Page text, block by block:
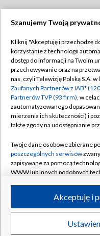
Abonament TVP
Emisja w TVP
Centrum informacji
Naziemna Telewizja
Rada Programowa
System NOS
Informacje o nadawcy
Program dla prasy
©2026
Szanujemy Twoją
Kliknij "Akceptuję i przechodzę
korzystanie z technologii
dostęp do informacji na Twoim
przechowywanie oraz na
nas, czyli Telewizję Polską S.A.
Zaufanych Partnerów z IAB*
Partnerów TVP (93 firm), w
zautomatyzowanego
mierzenia ich skuteczności) i
także zgody na udostępnianie
Twoje dane osobowe zbierane
poszczególnych serwisów
zapisywane za pomocą
WWW lub innych podobnych
ruchu w Internecie.
Twoje dane osobowe zbierane
poszczególnych serwisówna
Akceptuję i